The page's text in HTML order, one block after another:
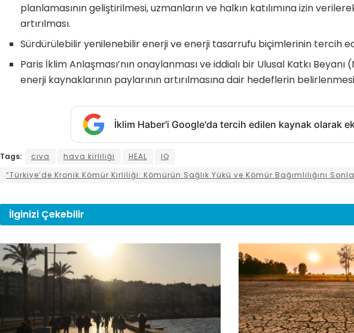
planlamasının geliştirilmesi, uzmanların ve halkın katılımına izin
artırılması.
Sürdürülebilir yenilenebilir enerji ve enerji tasarrufu biçimlerinin tercih
Paris İklim Anlaşması’nın onaylanması ve iddialı bir Ulusal Katkı
enerji kaynaklarının paylarının artırılmasına dair hedeflerin
İklim Haber'i Google'da tercih edilen kaynak olarak
Tags: cıva hava kirliliği HEAL
IQ
“Türkiye’de Kronik Kömür Kirliliği: Kömürün Sağlık Yükü ve Kömür Bağımlılığını
İlginizi Çekebilir